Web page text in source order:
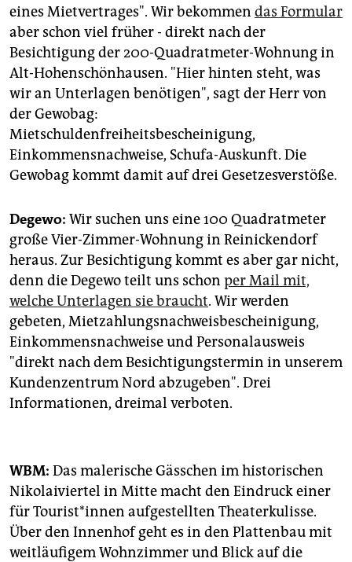
eines Mietvertrages". Wir bekommen das Formular
aber schon viel früher - direkt nach der
Besichtigung der 200-Quadratmeter-Wohnung in
Alt-Hohenschönhausen. "Hier hinten steht, was
wir an Unterlagen benötigen", sagt der Herr von
der Gewobag:
Mietschuldenfreiheitsbescheinigung,
Einkommensnachweise, Schufa-Auskunft. Die
Gewobag kommt damit auf drei Gesetzesverstöße.
Degewo: Wir suchen uns eine 100 Quadratmeter
große Vier-Zimmer-Wohnung in Reinickendorf
heraus. Zur Besichtigung kommt es aber gar nicht,
denn die Degewo teilt uns schon per Mail mit,
welche Unterlagen sie braucht. Wir werden
gebeten, Mietzahlungsnachweisbescheinigung,
Einkommensnachweise und Personalausweis
"direkt nach dem Besichtigungstermin in unserem
Kundenzentrum Nord abzugeben". Drei
Informationen, dreimal verboten.
WBM: Das malerische Gässchen im historischen
Nikolaiviertel in Mitte macht den Eindruck einer
für Tourist*innen aufgestellten Theaterkulisse.
Über den Innenhof geht es in den Plattenbau mit
weitläufigem Wohnzimmer und Blick auf die